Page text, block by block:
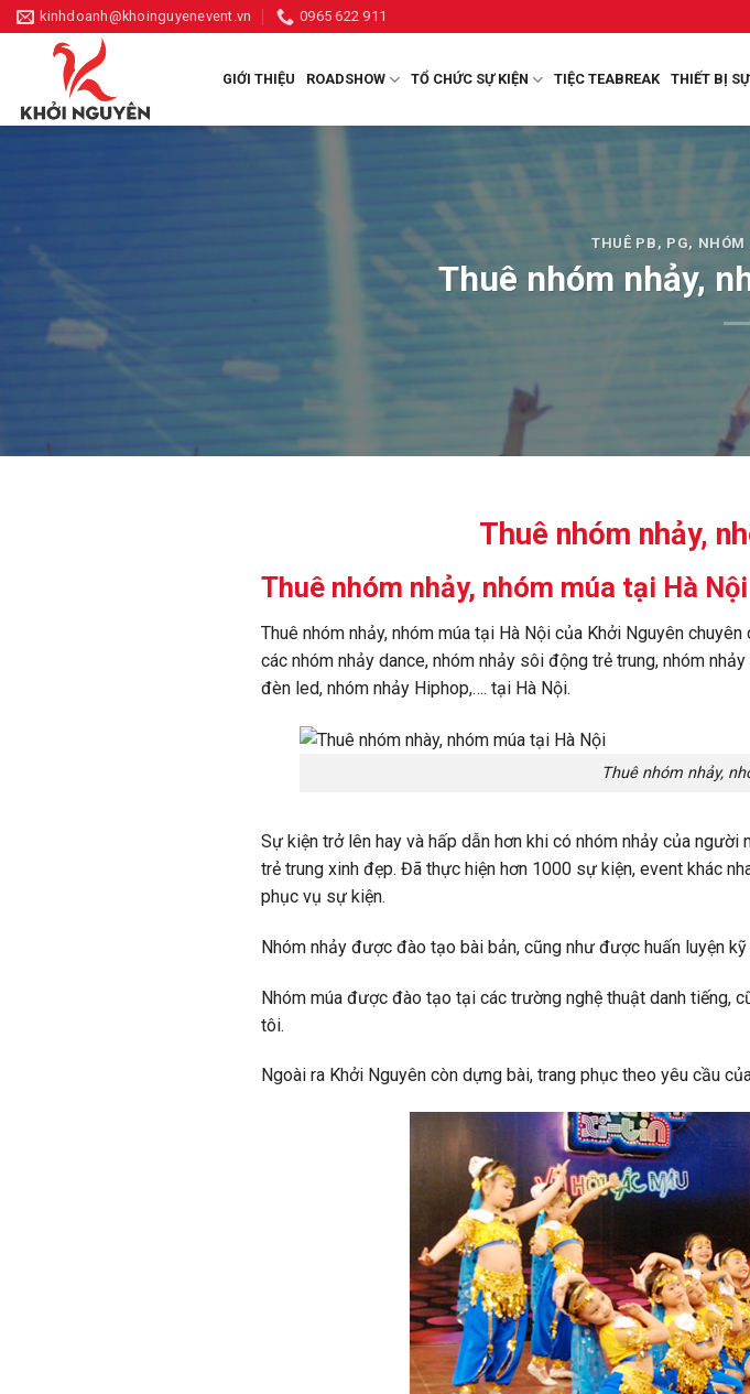
Skip
to
kinhdoanh@khoinguyenevent.vn 0965 622 911
GIỚI THIỆU ROADSHOW TỔ CHỨC SỰ KIỆN TIỆC TEABREAK THIẾT BỊ
THUÊ PB, PG,
Thuê nhóm nhảy,
Thuê nhóm nhảy,
Thuê nhóm nhảy, nhóm múa tại Hà Nội
Thuê nhóm nhảy, nhóm múa tại Hà Nội của Khởi Nguyên
các nhóm nhảy dance, nhóm nhảy sôi động trẻ trung, nhóm
đèn led, nhóm nhảy Hiphop,…. tại Hà Nội.
Thuê nhóm nhảy,
Sự kiện trở lên hay và hấp dẫn hơn khi có nhóm nhảy của
trẻ trung xinh đẹp. Đã thực hiện hơn 1000 sự kiện, event khác
phục vụ sự kiện.
Nhóm nhảy được đào tạo bài bản, cũng như được huấn luyện
Nhóm múa được đào tạo tại các trường nghệ thuật danh tiếng,
tôi.
Ngoài ra Khởi Nguyên còn dựng bài, trang phục theo yêu cầu